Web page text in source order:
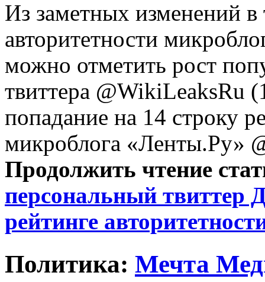
Из заметных изменений в
авторитетности
можно отметить рост
твиттера @WikiLeaksRu
попадание на 14 строку
микроблога «Ленты.Ру»
Продолжить чтение
персональный твиттер
рейтинге
Политика: Мечта